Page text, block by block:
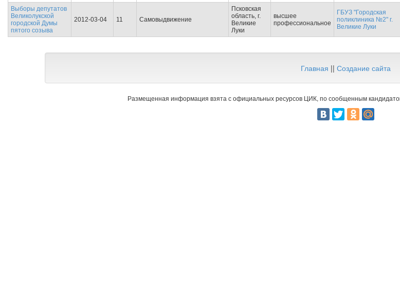
Выборы депутатов
Великолукской
городской Думы
пятого созыва
2012-03-04 11 Самовыдвижение
Псковская
область, г.
Великие
Луки
высшее
профессиональное
ГБУЗ "Городская
поликлиника №2" г.
Великие Луки
Главная || Создание сайта
Размещенная информация взята с официальных ресурсов ЦИК, по сообщенным